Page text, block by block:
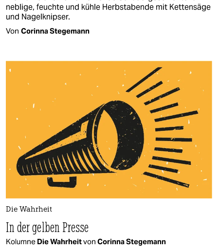
neblige, feuchte und kühle Herbstabende mit Kettensäge
und Nagelknipser.
Von Corinna Stegemann
Die Wahrheit
In der gelben Presse
Kolumne Die Wahrheitvon Corinna Stegemann